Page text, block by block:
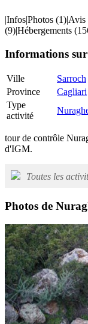
|Infos|Photos (1)|Avis
(9)|Hébergements
Informations
Ville
Sarroch
Province
Cagliari
Type
activité
tour de contrôle
d'IGM.
Toutes les
Photos de